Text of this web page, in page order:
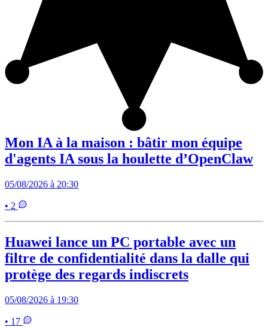
Mon IA à la maison : bâtir mon équipe
d'agents IA sous la houlette d’OpenClaw
05/08/2026 à 20:30
• 2
Huawei lance un PC portable avec un
filtre de confidentialité dans la dalle qui
protège des regards indiscrets
05/08/2026 à 19:30
• 17